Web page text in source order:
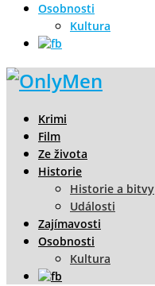
Osobnosti
Kultura
Krimi
Film
Ze života
Historie
Historie a bitvy
Události
Zajímavosti
Osobnosti
Kultura